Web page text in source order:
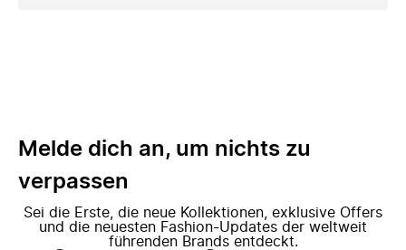
Melde dich an, um nichts zu
verpassen
Sei die Erste, die neue Kollektionen, exklusive Offers
und die neuesten Fashion-Updates der weltweit
führenden Brands entdeckt.